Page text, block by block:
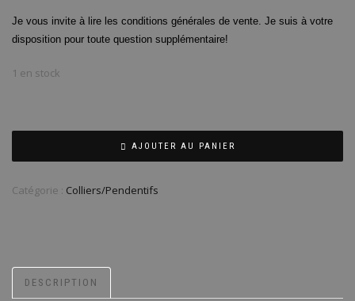
Je vous invite à lire les conditions générales de vente. Je suis à votre
disposition pour toute question supplémentaire!
1 en stock
AJOUTER AU PANIER
Catégorie : Colliers/Pendentifs
DESCRIPTION